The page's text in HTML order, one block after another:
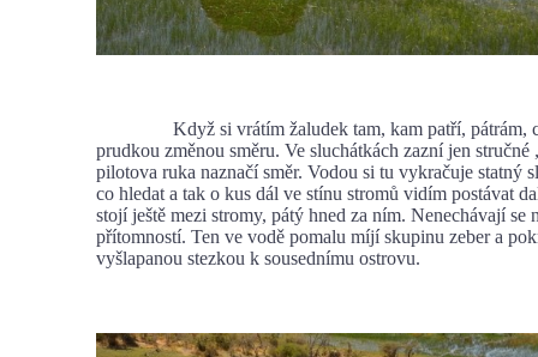
Když si vrátím žaludek tam, kam patří, pátrám,
prudkou změnou směru. Ve sluchátkách zazní jen stručné
pilotova ruka naznačí směr. Vodou si tu vykračuje statný
co hledat a tak o kus dál ve stínu stromů vidím postávat
stojí ještě mezi stromy, pátý hned za ním. Nenechávají se
přítomností. Ten ve vodě pomalu míjí skupinu zeber a
vyšlapanou stezkou k sousednímu ostrovu.